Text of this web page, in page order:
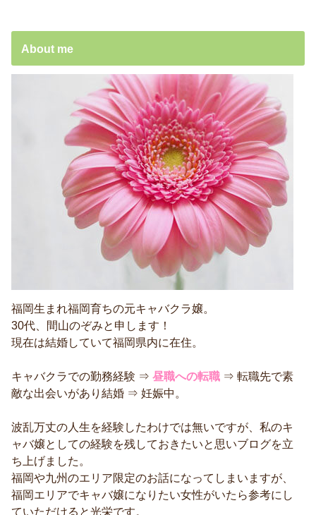
About me
福岡生まれ福岡育ちの元キャバクラ嬢。
30代、間山のぞみと申します！
現在は結婚していて福岡県内に在住。
キャバクラでの勤務経験 ⇒昼職への転職 ⇒ 転職先で素
敵な出会いがあり結婚 ⇒ 妊娠中。
波乱万丈の人生を経験したわけでは無いですが、私のキ
ャバ嬢としての経験を残しておきたいと思いブログを立
ち上げました。
福岡や九州のエリア限定のお話になってしまいますが、
福岡エリアでキャバ嬢になりたい女性がいたら参考にし
ていただけると光栄です。